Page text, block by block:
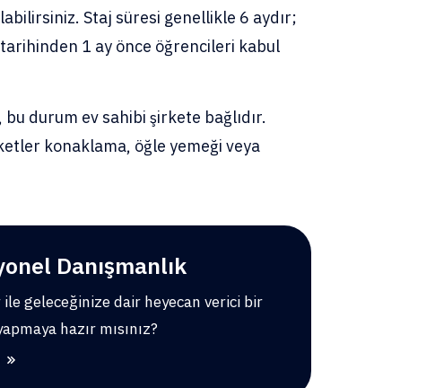
Staj süresi genellikle 6 aydır;
1 ay önce öğrencileri kabul
durum ev sahibi şirkete bağlıdır.
konaklama, öğle yemeği veya
Danışmanlık
geleceğinize dair heyecan verici bir
hazır mısınız?